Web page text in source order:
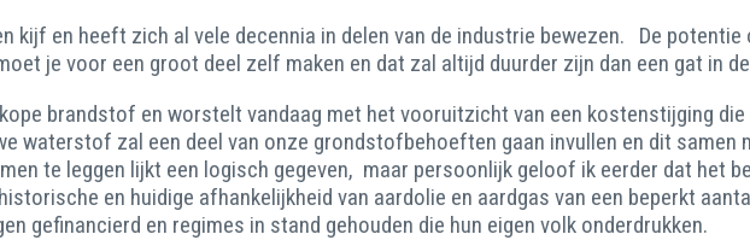
kijf en heeft zich al vele decennia in delen van de industrie bewezen. De potentie
je voor een groot deel zelf maken en dat zal altijd duurder zijn dan een gat in
brandstof en worstelt vandaag met het vooruitzicht van een kostenstijging
waterstof zal een deel van onze grondstofbehoeften gaan invullen en dit
te leggen lijkt een logisch gegeven, maar persoonlijk geloof ik eerder dat het
en huidige afhankelijkheid van aardolie en aardgas van een beperkt
gefinancierd en regimes in stand gehouden die hun eigen volk onderdrukken.